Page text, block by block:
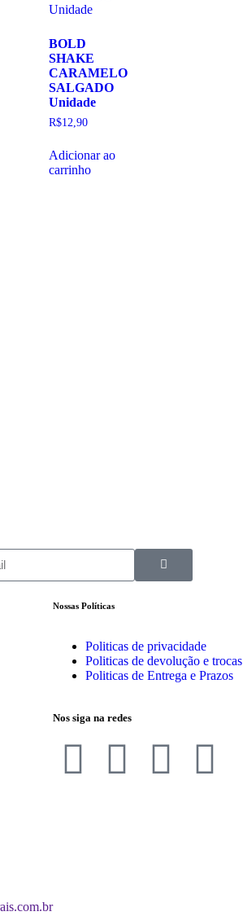
BOLD
SHAKE
CARAMELO
SALGADO
Unidade
R$12,90
Adicionar ao
carrinho
Nossas Políticas
Politicas de privacidade
Politicas de devolução e trocas
Politicas de Entrega e Prazos
Nos siga na redes